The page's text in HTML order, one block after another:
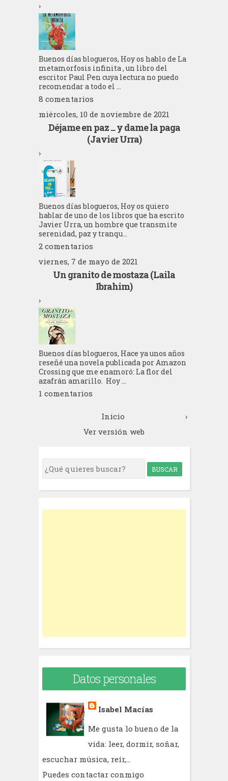
›
Buenos días blogueros, Hoy os hablo de La
metamorfosis infinita , un libro del
escritor Paul Pen cuya lectura no puedo
recomendar a todo el ...
8 comentarios
miércoles, 10 de noviembre de 2021
Déjame en paz ... y dame la paga
(Javier Urra)
›
Buenos días blogueros, Hoy os quiero
hablar de uno de los libros que ha escrito
Javier Urra, un hombre que transmite
serenidad, paz y tranqu...
2 comentarios
viernes, 7 de mayo de 2021
Un granito de mostaza (Laila
Ibrahim)
›
Buenos días blogueros, Hace ya unos años
reseñé una novela publicada por Amazon
Crossing que me enamoró: La flor del
azafrán amarillo. Hoy ...
1 comentarios
›
Inicio
Ver versión web
S
e
r
Datos personales
Isabel Macías
Me gusta lo bueno de la
vida: leer, dormir, soñar,
escuchar música, reír,...
Puedes contactar conmigo